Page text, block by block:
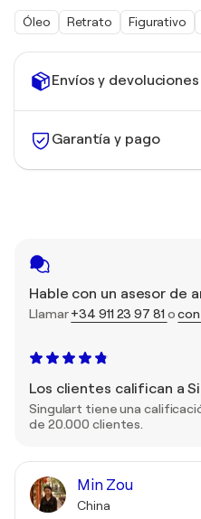
Envíos y devoluciones
Garantía y pago
Hable con un asesor de
Llamar+34 911 23 97 81 o
Los clientes califican a
Singulart tiene una
de 20.000 clientes.
Min Zou
China
Óleo Retrato Figurativo